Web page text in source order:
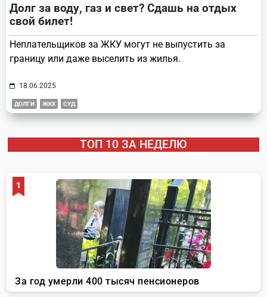
Долг за воду, газ и свет? Сдашь на отдых
свой билет!
Неплательщиков за ЖКУ могут не выпустить за
границу или даже выселить из жилья.
18.06.2025
ДОЛГИ ЖКХ СУД
ТОП 10 ЗА НЕДЕЛЮ